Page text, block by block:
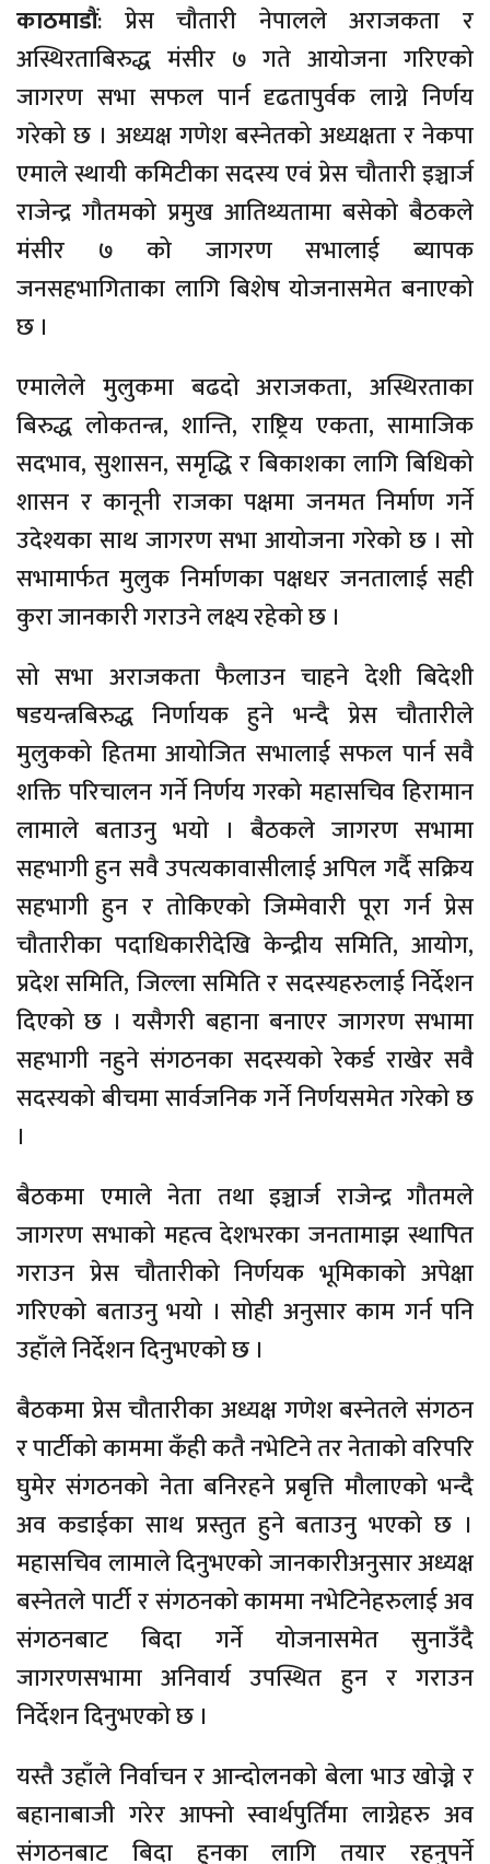
काठमाडौं: प्रेस चौतारी नेपालले अराजकता र
अस्थिरताबिरुद्ध मंसीर ७ गते आयोजना गरिएको
जागरण सभा सफल पार्न दृढतापुर्वक लाग्ने निर्णय
गरेको छ । अध्यक्ष गणेश बस्नेतको अध्यक्षता र नेकपा
एमाले स्थायी कमिटीका सदस्य एवं प्रेस चौतारी इञ्चार्ज
राजेन्द्र गौतमको प्रमुख आतिथ्यतामा बसेको बैठकले
मंसीर ७ को जागरण सभालाई ब्यापक
जनसहभागिताका लागि बिशेष योजनासमेत बनाएको
छ ।
एमालेले मुलुकमा बढदो अराजकता, अस्थिरताका
बिरुद्ध लोकतन्त्र, शान्ति, राष्ट्रिय एकता, सामाजिक
सदभाव, सुशासन, समृद्धि र बिकाशका लागि बिधिको
शासन र कानूनी राजका पक्षमा जनमत निर्माण गर्ने
उदेश्यका साथ जागरण सभा आयोजना गरेको छ । सो
सभामार्फत मुलुक निर्माणका पक्षधर जनतालाई सही
कुरा जानकारी गराउने लक्ष्य रहेको छ ।
सो सभा अराजकता फैलाउन चाहने देशी बिदेशी
षडयन्त्रबिरुद्ध निर्णायक हुने भन्दै प्रेस चौतारीले
मुलुकको हितमा आयोजित सभालाई सफल पार्न सवै
शक्ति परिचालन गर्ने निर्णय गरको महासचिव हिरामान
लामाले बताउनु भयो । बैठकले जागरण सभामा
सहभागी हुन सवै उपत्यकावासीलाई अपिल गर्दै सक्रिय
सहभागी हुन र तोकिएको जिम्मेवारी पूरा गर्न प्रेस
चौतारीका पदाधिकारीदेखि केन्द्रीय समिति, आयोग,
प्रदेश समिति, जिल्ला समिति र सदस्यहरुलाई निर्देशन
दिएको छ । यसैगरी बहाना बनाएर जागरण सभामा
सहभागी नहुने संगठनका सदस्यको रेकर्ड राखेर सवै
सदस्यको बीचमा सार्वजनिक गर्ने निर्णयसमेत गरेको छ
।
बैठकमा एमाले नेता तथा इञ्चार्ज राजेन्द्र गौतमले
जागरण सभाको महत्व देशभरका जनतामाझ स्थापित
गराउन प्रेस चौतारीको निर्णयक भूमिकाको अपेक्षा
गरिएको बताउनु भयो । सोही अनुसार काम गर्न पनि
उहाँले निर्देशन दिनुभएको छ ।
बैठकमा प्रेस चौतारीका अध्यक्ष गणेश बस्नेतले संगठन
र पार्टीको काममा कँही कतै नभेटिने तर नेताको वरिपरि
घुमेर संगठनको नेता बनिरहने प्रबृत्ति मौलाएको भन्दै
अव कडाईका साथ प्रस्तुत हुने बताउनु भएको छ ।
महासचिव लामाले दिनुभएको जानकारीअनुसार अध्यक्ष
बस्नेतले पार्टी र संगठनको काममा नभेटिनेहरुलाई अव
संगठनबाट बिदा गर्ने योजनासमेत सुनाउँदै
जागरणसभामा अनिवार्य उपस्थित हुन र गराउन
निर्देशन दिनुभएको छ ।
यस्तै उहाँले निर्वाचन र आन्दोलनको बेला भाउ खोज्ने र
बहानाबाजी गरेर आफ्नो स्वार्थपुर्तिमा लाग्नेहरु अव
संगठनबाट बिदा हुनका लागि तयार रहनुपर्ने